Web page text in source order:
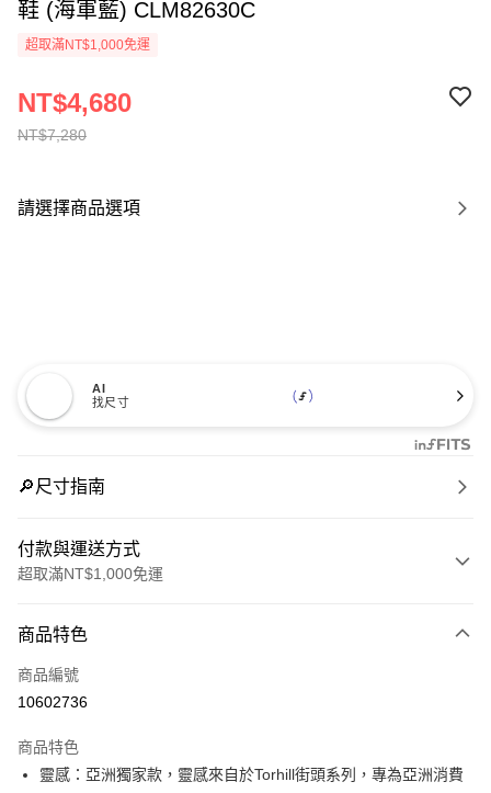
鞋 (海軍藍) CLM82630C
超取滿NT$1,000免運
NT$7,280
NT$4,680
請選擇商品選項
AI
找尺寸
🔎尺寸指南
付款與運送方式
超取滿NT$1,000免運
信用卡一次付款
信用卡分期付款
合作金庫商業銀行
華南商業銀行
彰化商業銀行
LINE Pay
商品特色
商品編號
10602736
商品特色
靈感：亞洲獨家款，靈感來自於Torhill街頭系列，專為亞洲消費